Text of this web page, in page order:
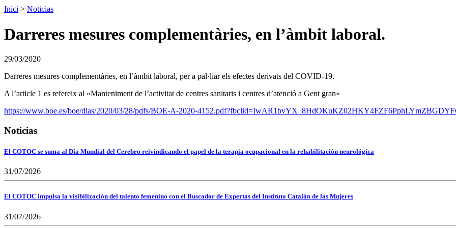
Inici > Noticias
Darreres mesures complementàries, en l’àmbit laboral.
29/03/2020
Darreres mesures complementàries, en l’àmbit laboral, per a pal·liar els efectes derivats del COVID-19.
A l’article 1 es refereix al «Manteniment de l’activitat de centres sanitaris i centres d’atenció a Gent gran»
https://www.boe.es/boe/dias/2020/03/28/pdfs/BOE-A-2020-
Noticias
El COTOC se suma al Día Mundial del Cerebro reivindicando el papel de la terapia ocupacional en la rehabilitación neurológica
31/07/2026
El COTOC impulsa la visibilización del talento femenino con el Buscador de Expertas del Instituto Catalán de las Mujeres
31/07/2026